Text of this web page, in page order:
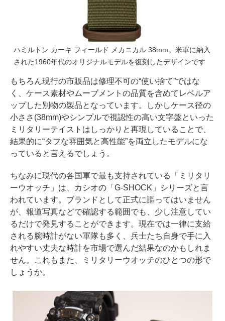
ハミルトン カーキ フィールド メカニカル 38mm。米軍に納入
された1960年代のオリジナルモデルを復刻したデザインです
もちろん現行の市販品は修理不可の“使い捨て”ではな
く、ケース素材やムーブメントの品質を含めてレベルア
ップした別物の製品となっています。しかしケース径の
小ささ(38mm)やシンプルで視認性の高い文字盤といった
ミリタリーテイストはしっかりと再現していることで、
結果的に“タフな雰囲気と高性能”を両立したモデルにな
っていると言えるでしょう。
ちなみに現代の各国軍で最も支持されている「ミリタリ
ーウオッチ」は、カシオの「G-SHOCK」シリーズと言
われています。ブランドとして正式に謳ってはいません
が、報道写真などで確認する範囲でも、少し注意してい
るだけで発見することができます。現在では一律に支給
される腕時計がない軍隊も多く、兵士たち自身で手に入
れやすい丈夫な時計を市場で選んだ結果なのかもしれま
せん。これもまた、ミリタリーウオッチのひとつの形で
しょうか。